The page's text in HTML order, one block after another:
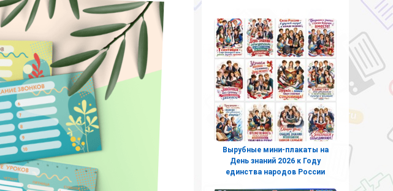
Вырубные мини-плакаты на
День знаний 2026 к Году
единства народов России